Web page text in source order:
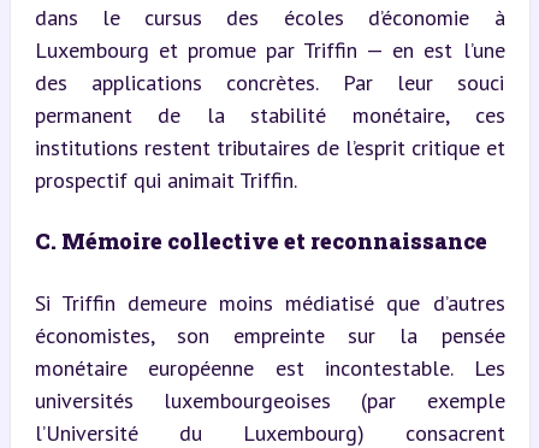
dans le cursus des écoles d’économie à
Luxembourg et promue par Triffin — en est l’une
des applications concrètes. Par leur souci
permanent de la stabilité monétaire, ces
institutions restent tributaires de l’esprit critique et
prospectif qui animait Triffin.
C. Mémoire collective et reconnaissance
Si Triffin demeure moins médiatisé que d’autres
économistes, son empreinte sur la pensée
monétaire européenne est incontestable. Les
universités luxembourgeoises (par exemple
l’Université du Luxembourg) consacrent